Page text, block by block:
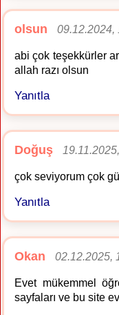
olsun 09.12.2024,
abi çok teşekkürler
allah razı olsun
Yanıtla
Doğuş
çok seviyorum çok
Yanıtla
Okan 02.12.2025,
Evet mükemmel
sayfaları ve bu site